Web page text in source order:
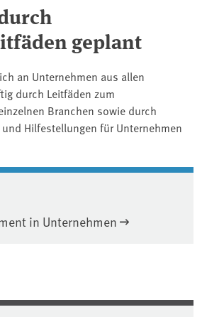
geplant
an Unternehmen aus allen
durch Leitfäden zum
Branchen sowie durch
Hilfestellungen für Unternehmen
in Unternehmen